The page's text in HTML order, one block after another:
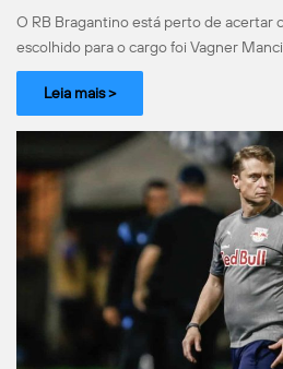
O RB Bragantino está perto de acertar
escolhido para o cargo foi Vagner
Leia mais >